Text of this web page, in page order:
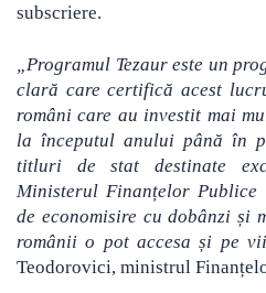
subscriere.
„Programul Tezaur este un
clară care certifică acest
români care au investit mai
la începutul anului până în
titluri de stat destinate
Ministerul Finanțelor
de economisire cu dobânzi și
românii o pot accesa și pe
Teodorovici, ministrul